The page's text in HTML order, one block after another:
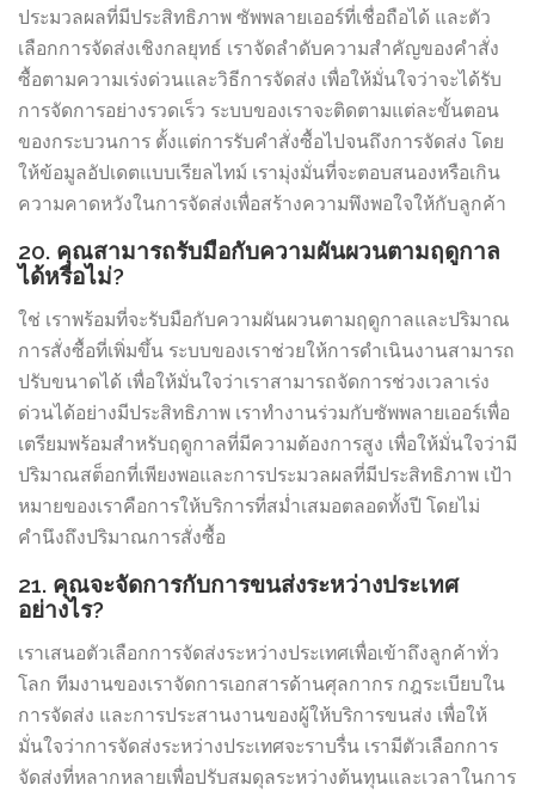
ประมวลผลที่มีประสิทธิภาพ ซัพพลายเออร์ที่เชื่อถือได้ และตัว
เลือกการจัดส่งเชิงกลยุทธ์ เราจัดลำดับความสำคัญของคำสั่ง
ซื้อตามความเร่งด่วนและวิธีการจัดส่ง เพื่อให้มั่นใจว่าจะได้รับ
การจัดการอย่างรวดเร็ว ระบบของเราจะติดตามแต่ละขั้นตอน
ของกระบวนการ ตั้งแต่การรับคำสั่งซื้อไปจนถึงการจัดส่ง โดย
ให้ข้อมูลอัปเดตแบบเรียลไทม์ เรามุ่งมั่นที่จะตอบสนองหรือเกิน
ความคาดหวังในการจัดส่งเพื่อสร้างความพึงพอใจให้กับลูกค้า
20. คุณสามารถรับมือกับความผันผวนตามฤดูกาล
ได้หรือไม่?
ใช่ เราพร้อมที่จะรับมือกับความผันผวนตามฤดูกาลและปริมาณ
การสั่งซื้อที่เพิ่มขึ้น ระบบของเราช่วยให้การดำเนินงานสามารถ
ปรับขนาดได้ เพื่อให้มั่นใจว่าเราสามารถจัดการช่วงเวลาเร่ง
ด่วนได้อย่างมีประสิทธิภาพ เราทำงานร่วมกับซัพพลายเออร์เพื่อ
เตรียมพร้อมสำหรับฤดูกาลที่มีความต้องการสูง เพื่อให้มั่นใจว่ามี
ปริมาณสต็อกที่เพียงพอและการประมวลผลที่มีประสิทธิภาพ เป้า
หมายของเราคือการให้บริการที่สม่ำเสมอตลอดทั้งปี โดยไม่
คำนึงถึงปริมาณการสั่งซื้อ
21. คุณจะจัดการกับการขนส่งระหว่างประเทศ
อย่างไร?
เราเสนอตัวเลือกการจัดส่งระหว่างประเทศเพื่อเข้าถึงลูกค้าทั่ว
โลก ทีมงานของเราจัดการเอกสารด้านศุลกากร กฎระเบียบใน
การจัดส่ง และการประสานงานของผู้ให้บริการขนส่ง เพื่อให้
มั่นใจว่าการจัดส่งระหว่างประเทศจะราบรื่น เรามีตัวเลือกการ
จัดส่งที่หลากหลายเพื่อปรับสมดุลระหว่างต้นทุนและเวลาในการ